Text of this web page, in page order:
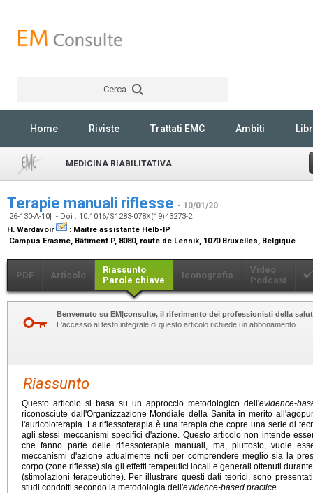
Cerca
Home Riviste Trattati EMC Ambiti
MEDICINA RIABILITATIVA
Terapie manuali riflesse - 10/01/20
[26-130-A-10] - Doi : 10.1016/S1283-078X(19)43273-2
H. Wardavoir
: Maître assistante Helb-IP
Campus Erasme, Bâtiment P, 8080, route de Lennik, 1070 Bruxelles, Belgique
PDF Articolo
Riassunto
Parole chiave
Iconografia
Video
Podcast
Benvenuto su EM|consulte, il riferimento dei professionisti della
L'accesso al testo integrale di questo articolo richiede un abbonamento.
Riassunto
Questo articolo si basa su un approccio metodologico dell'evidence-
riconosciute dall'Organizzazione Mondiale della Sanità in merito
l'auricoloterapia. La riflessoterapia è una terapia che copre una serie di
agli stessi meccanismi specifici d'azione. Questo articolo non intende
che fanno parte delle riflessoterapie manuali, ma, piuttosto, vuole
meccanismi d'azione attualmente noti per comprendere meglio sia la
corpo (zone riflesse) sia gli effetti terapeutici locali e generali ottenuti
(stimolazioni terapeutiche). Per illustrare questi dati teorici, sono
studi condotti secondo la metodologia dell'evidence-based practice.